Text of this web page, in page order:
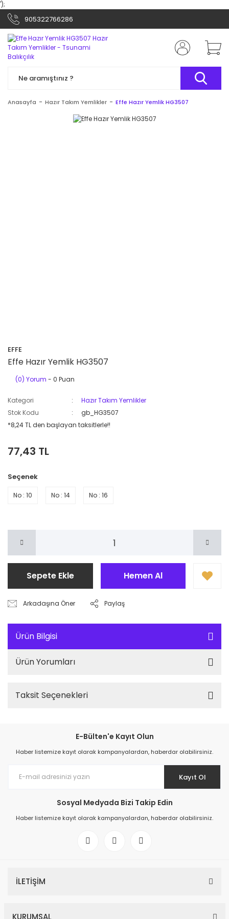
');
905322766286
Anasayfa Hazır Takım Yemlikler Effe Hazır Yemlik HG3507
EFFE
Effe Hazır Yemlik HG3507
(0) Yorum - 0 Puan
Kategori
Hazır Takım Yemlikler
Stok Kodu
gb_HG3507
*8,24 TL den başlayan taksitlerle!!
77,43 TL
Seçenek
No : 10 No : 14 No : 16
Sepete Ekle Hemen Al
Arkadaşına Öner Paylaş
Ürün Bilgisi
Ürün Yorumları
Taksit Seçenekleri
E-Bülten'e Kayıt Olun
Haber listemize kayıt olarak kampanyalardan, haberdar olabilirsiniz.
Kayıt Ol
Sosyal Medyada Bizi Takip Edin
Haber listemize kayıt olarak kampanyalardan, haberdar olabilirsiniz.
İLETİŞİM
KURUMSAL